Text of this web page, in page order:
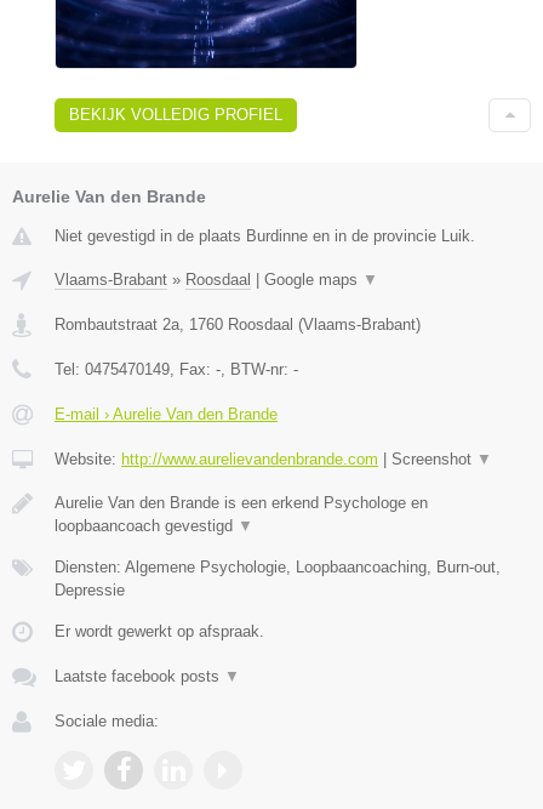
BEKIJK VOLLEDIG PROFIEL
Aurelie Van den Brande
Niet gevestigd in de plaats Burdinne en in de provincie Luik.
Vlaams-Brabant » Roosdaal | Google maps ▼
Rombautstraat 2a 1760 Roosdaal (Vlaams-Brabant)
Tel: 0475470149 , Fax: - , BTW-nr: -
E-mail › Aurelie Van den Brande
Website: http://www.aurelievandenbrande.com | Screenshot ▼
Aurelie Van den Brande is een erkend Psychologe en
loopbaancoach gevestigd ▼
Diensten: Algemene Psychologie, Loopbaancoaching, Burn-out,
Depressie
Er wordt gewerkt op afspraak.
Laatste facebook posts ▼
Sociale media: